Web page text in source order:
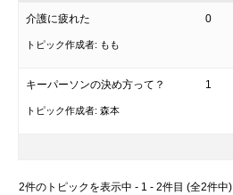
介護に疲れた
トピック作成者: もも
0
キーパーソンの決め方って？
トピック作成者: 森本
1
2件のトピックを表示中 - 1 - 2件目 (全2件中)